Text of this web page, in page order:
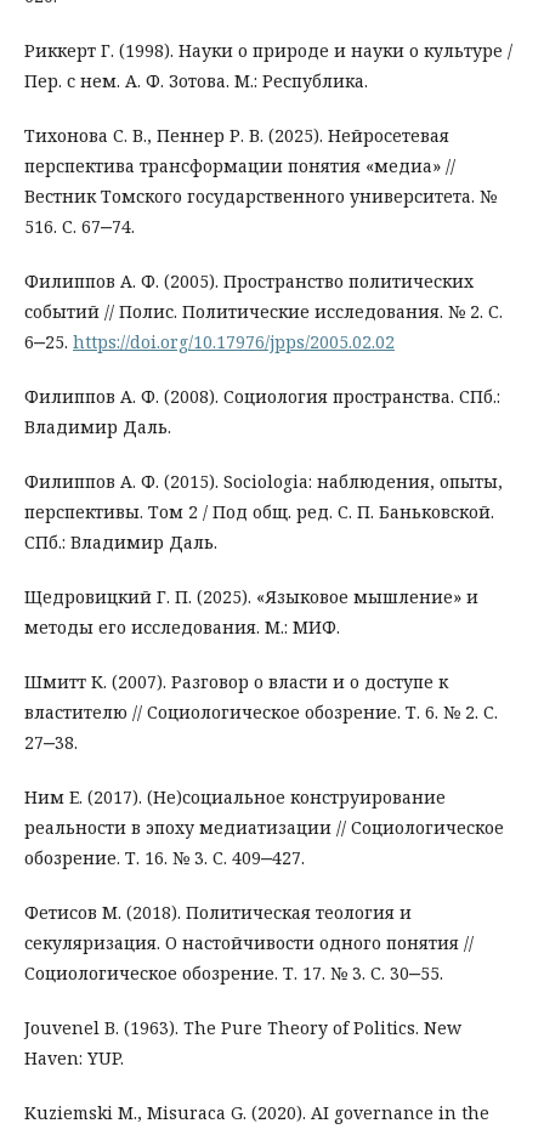
Риккерт Г. (1998). Науки о природе и науки о культуре /
Пер. с нем. А. Ф. Зотова. М.: Республика.
Тихонова С. В., Пеннер Р. В. (2025). Нейросетевая
перспектива трансформации понятия «медиа» //
Вестник Томского государственного университета. №
516. С. 67‒74.
Филиппов А. Ф. (2005). Пространство политических
событий // Полис. Политические исследования. № 2. С.
6‒25. https://doi.org/10.17976/jpps/2005.02.02
Филиппов А. Ф. (2008). Социология пространства. СПб.:
Владимир Даль.
Филиппов А. Ф. (2015). Sociologia: наблюдения, опыты,
перспективы. Том 2 / Под общ. ред. С. П. Баньковской.
СПб.: Владимир Даль.
Щедровицкий Г. П. (2025). «Языковое мышление» и
методы его исследования. М.: МИФ.
Шмитт К. (2007). Разговор о власти и о доступе к
властителю // Социологическое обозрение. Т. 6. № 2. С.
27‒38.
Ним Е. (2017). (Не)социальное конструирование
реальности в эпоху медиатизации // Социологическое
обозрение. Т. 16. № 3. С. 409‒427.
Фетисов М. (2018). Политическая теология и
секуляризация. О настойчивости одного понятия //
Социологическое обозрение. Т. 17. № 3. С. 30‒55.
Jouvenel B. (1963). The Pure Theory of Politics. New
Haven: YUP.
Kuziemski M., Misuraca G. (2020). AI governance in the